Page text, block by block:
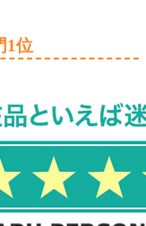
1位